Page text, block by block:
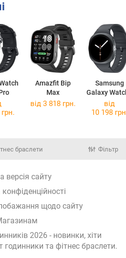
Amazfit Bip
Max
Samsung
Galaxy
44mm
від 3 818 грн.
від
10 198
браслети Фільтр
версія сайту
щодо сайту
2026 - новинки, хіти
годинники та фітнес браслети.